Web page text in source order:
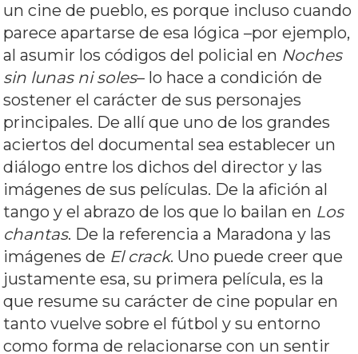
un cine de pueblo, es porque incluso cuando
parece apartarse de esa lógica –por ejemplo,
al asumir los códigos del policial en Noches
sin lunas ni soles– lo hace a condición de
sostener el carácter de sus personajes
principales. De allí que uno de los grandes
aciertos del documental sea establecer un
diálogo entre los dichos del director y las
imágenes de sus películas. De la afición al
tango y el abrazo de los que lo bailan en Los
chantas. De la referencia a Maradona y las
imágenes de El crack. Uno puede creer que
justamente esa, su primera película, es la
que resume su carácter de cine popular en
tanto vuelve sobre el fútbol y su entorno
como forma de relacionarse con un sentir